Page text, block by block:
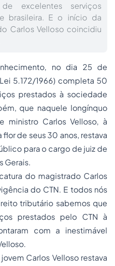
excelentes serviços
brasileira. E o início da
Carlos Velloso coincidiu
no dia 25 de
5.172/1966) completa 50
prestados à sociedade
que naquele longínquo
ministro Carlos Velloso, à
de seus 30 anos, restava
para o cargo de juiz de
Gerais.
do magistrado Carlos
do CTN. E todos nós
tributário sabemos que
prestados pelo CTN à
com a inestimável
Carlos Velloso restava